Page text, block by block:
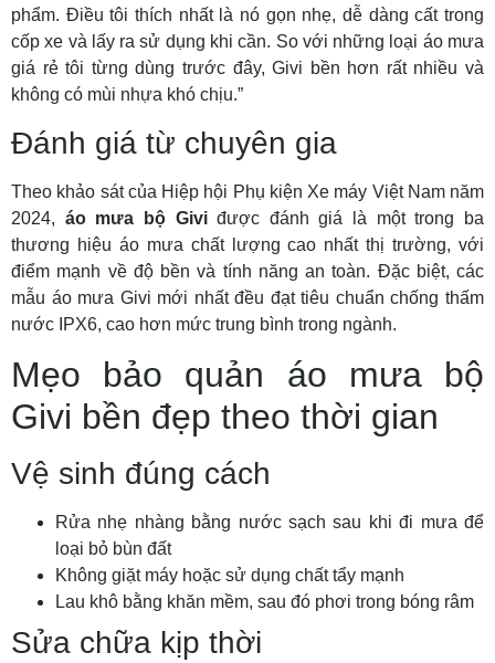
phẩm. Điều tôi thích nhất là nó gọn nhẹ, dễ dàng cất trong
cốp xe và lấy ra sử dụng khi cần. So với những loại áo mưa
giá rẻ tôi từng dùng trước đây, Givi bền hơn rất nhiều và
không có mùi nhựa khó chịu.”
Đánh giá từ chuyên gia
Theo khảo sát của Hiệp hội Phụ kiện Xe máy Việt Nam năm
2024, áo mưa bộ Giviđược đánh giá là một trong ba
thương hiệu áo mưa chất lượng cao nhất thị trường, với
điểm mạnh về độ bền và tính năng an toàn. Đặc biệt, các
mẫu áo mưa Givi mới nhất đều đạt tiêu chuẩn chống thấm
nước IPX6, cao hơn mức trung bình trong ngành.
Mẹo bảo quản áo mưa bộ
Givi bền đẹp theo thời gian
Vệ sinh đúng cách
Rửa nhẹ nhàng bằng nước sạch sau khi đi mưa để
loại bỏ bùn đất
Không giặt máy hoặc sử dụng chất tẩy mạnh
Lau khô bằng khăn mềm, sau đó phơi trong bóng râm
Sửa chữa kịp thời